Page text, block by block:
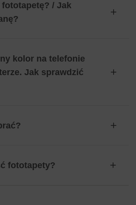
/ Jak
kolor na telefonie
Jak sprawdzić
fototapety?